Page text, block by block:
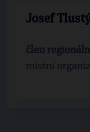
Josef
člen
místní